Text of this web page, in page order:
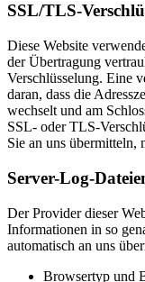
SSL/TLS-
Diese Website
der Übertragung
Verschlüsselung. Eine
daran, dass die
wechselt und am
SSL- oder TLS-
Sie an uns übermitteln,
Server-Log-
Der Provider dieser
Informationen in so
automatisch an uns
Browsertyp und